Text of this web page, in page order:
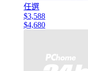
任選
$3,588
$4,680